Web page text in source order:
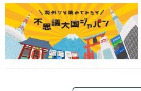
■ヒアルロン酸（化粧品成分）
ヒアルロン酸は皮膚のさら
す。皮膚に塗った場合も水